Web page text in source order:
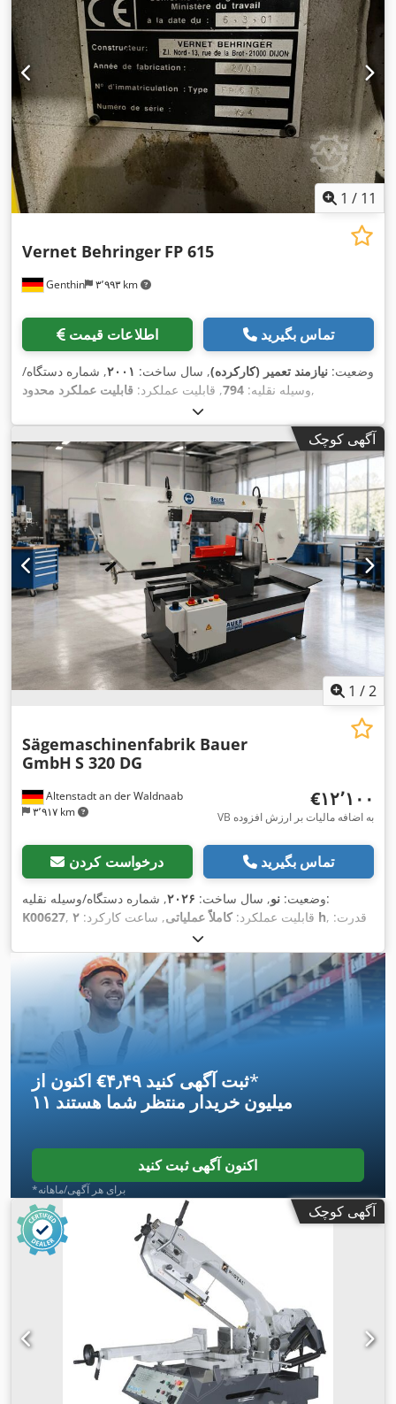
1 / 11
Genthin ۳٬۹۹۳ km
Vernet Behringer FP 615
اطلاعات قیمت تماس بگیرید
وضعیت: نیازمند تعمیر (کارکرده), سال ساخت: ۲۰۰۱, شماره دستگاه/
وسیله نقلیه: 794, قابلیت عملکرد: قابلیت عملکرد محدود ,
آگهی کوچک
1 /2
Altenstadt an der Waldnaab
۳٬۹۱۷ km
Sägemaschinenfabrik Bauer
GmbH S 320 DG
‎€۱۲٬۱۰۰
VB به اضافه مالیات بر ارزش افزوده
درخواست کردن تماس بگیرید
وضعیت: نو, سال ساخت: ۲۰۲۶
, شماره دستگاه/وسیله نقلیه:
K00627
, قابلیت عملکرد:کاملاً عملیاتی, ساعت کارکرد: ۲ h , قدرت:
ورودی:۵۰ هرتز , حداکثر ارتفاع برش:۲۴۰ میلی‌متر
, حداکثر عرض
برش:۴۵۰ میلی‌متر , نوع کنترل:دستی , دامنه چرخش:۴۵٬۰۶۰ °
تحریک:دستی , ارتفاع کل:۱٬۳۰۰ میلی‌متر , طول کل:
, عرض کل:۸۵۰ میلی‌متر , تجهیزات:مستندات / راهنما,
نشان CE,
اکنون از ‎€۴٫۴۹ ثبت آگهی کنید*
۱۱ میلیون خریدار منتظر شما هستند
اکنون آگهی ثبت کنید
*برای هر آگهی/ماهانه
آگهی کوچک